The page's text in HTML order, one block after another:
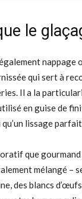
le
nappage
qui sert à
Il a la
en guise de
lissage
que gourmand
mélangé –
des blancs